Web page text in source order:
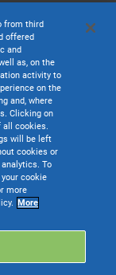
di direzione e
€ 24.000.000 I.v. -
61122 Pesaro (PU) -
from third
offered
and
as, on the
activity to
on the
and, where
Clicking on
all cookies.
will be left
cookies or
To
cookie
more
More